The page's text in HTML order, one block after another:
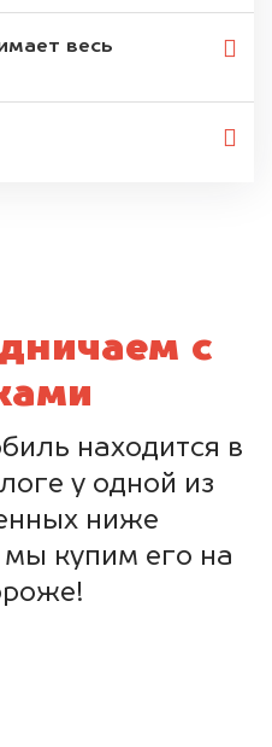
весь
с
находится в
у одной из
ниже
мы купим его на